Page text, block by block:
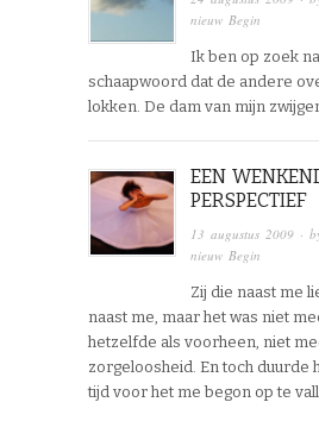
nieuw Begin
Ik ben op zoek
schaapwoord dat de andere
lokken. De dam van mijn
EEN
PERSPECTIEF
13 augustus 2009 ·
nieuw Begin
Zij die naast me
naast me, maar het was niet
hetzelfde als voorheen, niet
zorgeloosheid. En toch duurde
tijd voor het me begon op te